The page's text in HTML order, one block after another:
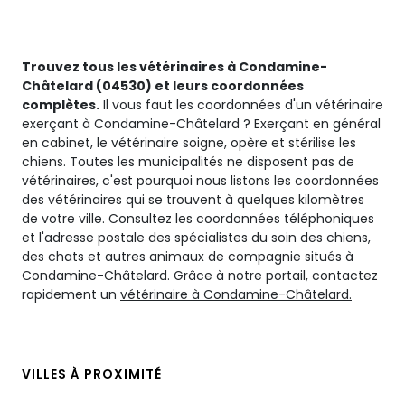
Trouvez tous les vétérinaires à Condamine-
Châtelard (04530) et leurs coordonnées
complètes. Il vous faut les coordonnées d'un vétérinaire
exerçant à Condamine-Châtelard ? Exerçant en général
en cabinet, le vétérinaire soigne, opère et stérilise les
chiens. Toutes les municipalités ne disposent pas de
vétérinaires, c'est pourquoi nous listons les coordonnées
des vétérinaires qui se trouvent à quelques kilomètres
de votre ville. Consultez les coordonnées téléphoniques
et l'adresse postale des spécialistes du soin des chiens,
des chats et autres animaux de compagnie situés à
Condamine-Châtelard. Grâce à notre portail, contactez
rapidement un vétérinaire à Condamine-Châtelard.
VILLES À PROXIMITÉ